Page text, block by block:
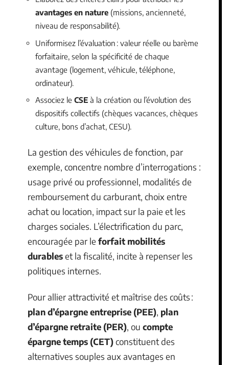
avantages en nature (missions, ancienneté,
niveau de responsabilité).
Uniformisez l’évaluation : valeur réelle ou barème
forfaitaire, selon la spécificité de chaque
avantage (logement, véhicule, téléphone,
ordinateur).
Associez le CSE à la création ou l’évolution des
dispositifs collectifs (chèques vacances, chèques
culture, bons d’achat, CESU).
La gestion des véhicules de fonction, par
exemple, concentre nombre d’interrogations :
usage privé ou professionnel, modalités de
remboursement du carburant, choix entre
achat ou location, impact sur la paie et les
charges sociales. L’électrification du parc,
encouragée par le forfait mobilités
durableset la fiscalité, incite à repenser les
politiques internes.
Pour allier attractivité et maîtrise des coûts :
plan d’épargne entreprise (PEE), plan
d’épargne retraite (PER), ou compte
épargne temps (CET)constituent des
alternatives souples aux avantages en